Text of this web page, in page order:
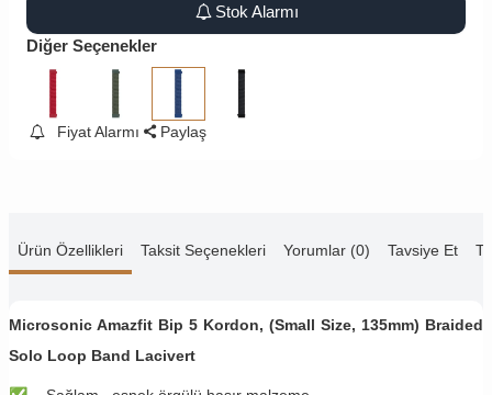
Stok Alarmı
Diğer Seçenekler
Fiyat Alarmı Paylaş
Ürün Özellikleri Taksit Seçenekleri Yorumlar (0) Tavsiye Et
Microsonic Amazfit Bip 5 Kordon, (Small Size, 135mm) Braided
Solo Loop Band Lacivert